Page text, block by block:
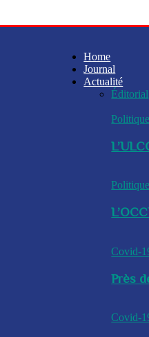
Home
Journal
Actualité
Éditorial
Politique
Politique
Covid-
Près
Covid-